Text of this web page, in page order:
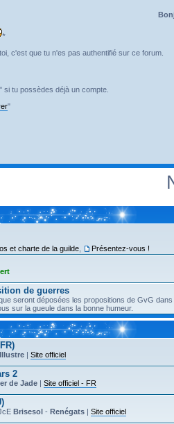
*
c'est que tu n'es pas authentifié sur ce forum.
" si tu possèdes déjà un compte.
"
et charte de la guilde Présentez-vous !
de guerres
seront déposées les propositions de GvG dans
sur la gueule dans la bonne humeur.
Illustre | Site officiel
2
de Jade | Site officiel - FR
Brisesol - Renégats | Site officiel